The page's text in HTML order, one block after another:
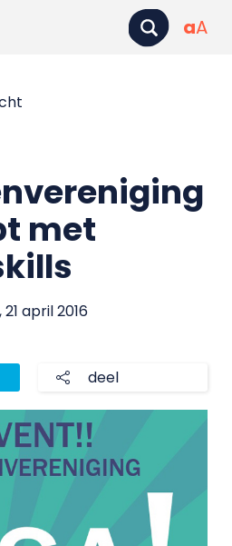
aA
met
, 21 april 2016
deel